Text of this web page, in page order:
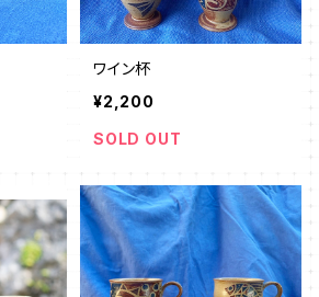
ワイン杯
¥2,200
SOLD OUT